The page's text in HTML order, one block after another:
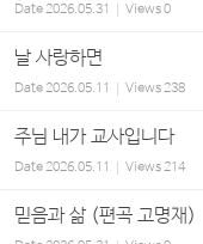
Date2026.05.31 Views0
날 사랑하면
Date2026.05.11 Views238
주님 내가 교사입니다
Date2026.05.11 Views214
믿음과 삶 (편곡 고명재)